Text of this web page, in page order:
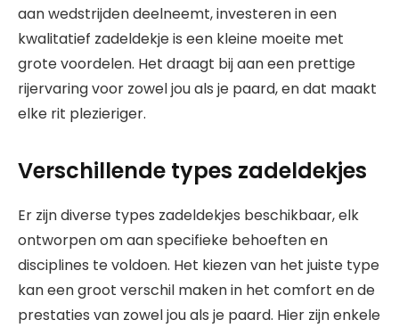
aan wedstrijden deelneemt, investeren in een
kwalitatief zadeldekje is een kleine moeite met
grote voordelen. Het draagt bij aan een prettige
rijervaring voor zowel jou als je paard, en dat maakt
elke rit plezieriger.
Verschillende types zadeldekjes
Er zijn diverse types zadeldekjes beschikbaar, elk
ontworpen om aan specifieke behoeften en
disciplines te voldoen. Het kiezen van het juiste type
kan een groot verschil maken in het comfort en de
prestaties van zowel jou als je paard. Hier zijn enkele